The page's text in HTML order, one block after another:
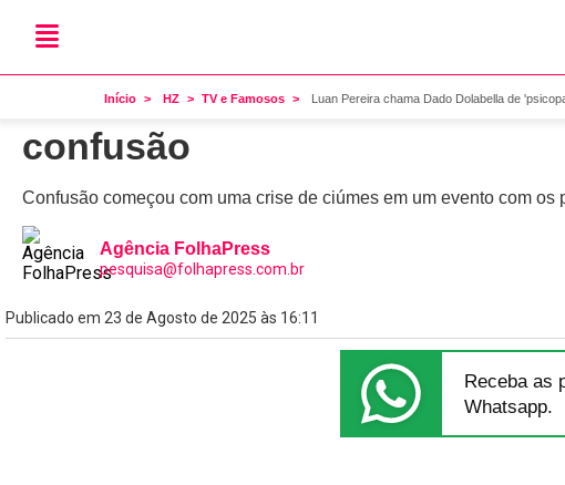
Início HZ TV e Famosos Luan Pereira chama Dado Dolabella de
Por causa de Wanessa
Luan Pereira chama Dado
confusão
Confusão começou com uma crise de ciúmes em um evento com
Agência FolhaPress
pesquisa@folhapress.com.br
Publicado em 23 de Agosto de 2025 às 16:11
Receba as
Whatsapp.